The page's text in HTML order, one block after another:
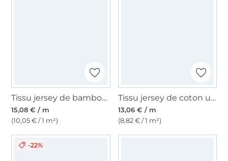
Tissu jersey de bambou uni, blanc cassé
15,08 € / m
(10,05 € / 1 m²)
Tissu jersey de coton uni, bleu turquoise clair
13,06 € / m
(8,82 € / 1 m²)
-22%